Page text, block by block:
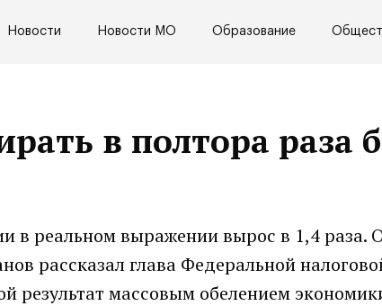
Новости Новости МО Образование
в полтора раза
в реальном выражении вырос в 1,4 раза.
рассказал глава Федеральной
массовым обелением